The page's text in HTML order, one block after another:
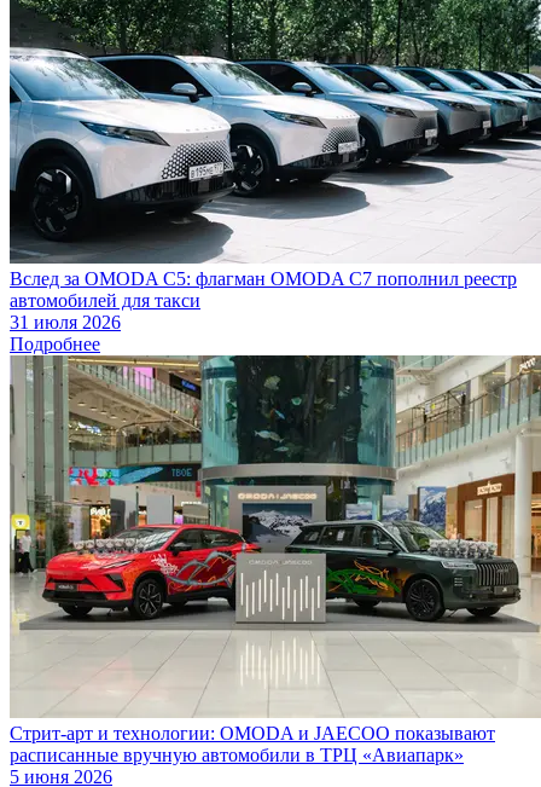
Вслед за OMODA C5: флагман OMODA C7 пополнил реестр
автомобилей для такси
31 июля 2026
Подробнее
Стрит-арт и технологии: OMODA и JAECOO показывают
расписанные вручную автомобили в ТРЦ «Авиапарк»
5 июня 2026